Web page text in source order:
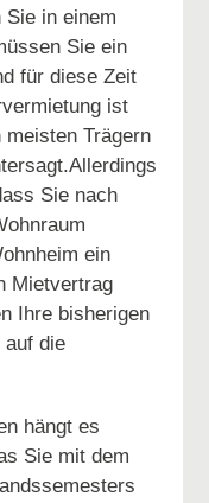
Sie in einem
Sie ein
für diese Zeit
ist
Trägern
Sie nach
ein
Mietvertrag
Ihre bisherigen
auf die
hängt es
Sie mit dem